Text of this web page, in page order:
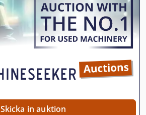
Skicka in auktion